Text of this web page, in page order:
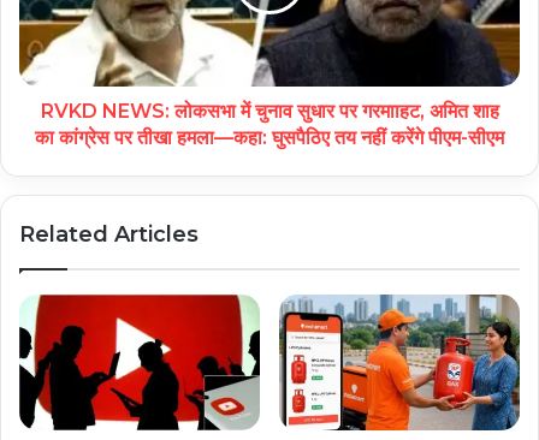
RVKD NEWS: लोकसभा में चुनाव सुधार पर गरमााहट, अमित शाह
का कांग्रेस पर तीखा हमला—कहा: घुसपैठिए तय नहीं करेंगे पीएम-सीएम
Related Articles